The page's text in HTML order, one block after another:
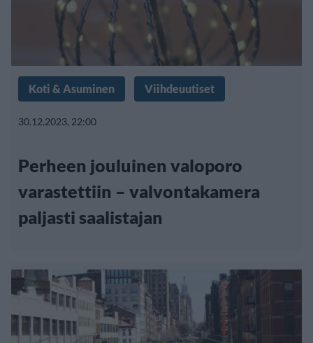
Koti & Asuminen Viihdeuutiset
30.12.2023, 22:00
Perheen jouluinen valoporo
varastettiin – valvontakamera
paljasti saalistajan